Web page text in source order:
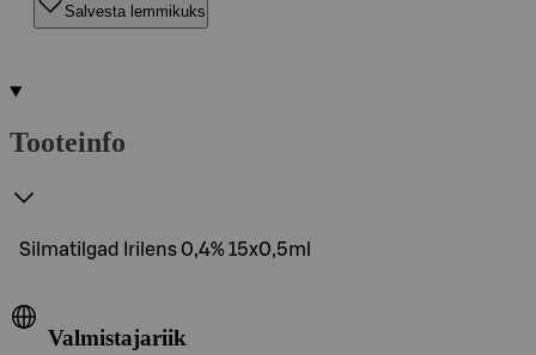
Salvesta lemmikuks
Tooteinfo
Silmatilgad Irilens 0,4% 15x0,5ml
Valmistajariik